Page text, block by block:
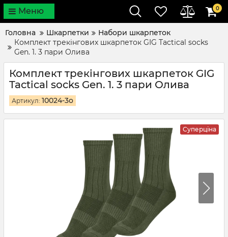
Меню 0
Головна Шкарпетки
Набори шкарпеток
Комплект трекінгових шкарпеток GIG Tactical socks
Gen. 1. 3 пари Олива
Комплект трекінгових шкарпеток GIG
Tactical socks Gen. 1. 3 пари Олива
Артикул: 10024-3o
Суперціна